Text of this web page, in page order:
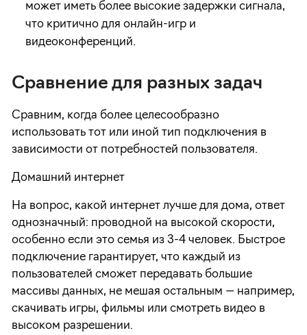
может иметь более высокие задержки сигнала,
что критично для онлайн-игр и
видеоконференций.
Сравнение для разных задач
Сравним, когда более целесообразно
использовать тот или иной тип подключения в
зависимости от потребностей пользователя.
Домашний интернет
На вопрос, какой интернет лучше для дома, ответ
однозначный: проводной на высокой скорости,
особенно если это семья из 3-4 человек. Быстрое
подключение гарантирует, что каждый из
пользователей сможет передавать большие
массивы данных, не мешая остальным — например,
скачивать игры, фильмы или смотреть видео в
высоком разрешении.